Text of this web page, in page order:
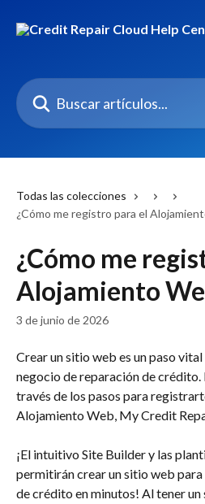
Buscar artículos...
Todas las colecciones
¿Cómo me registro para el
¿Cómo me
Alojamiento
3 de junio de 2026
Crear un sitio web es un paso
negocio de reparación de
través de los pasos para
Alojamiento Web, My Credit
¡El intuitivo Site Builder y las
permitirán crear un sitio web
de crédito en minutos! Al tener